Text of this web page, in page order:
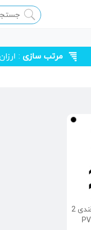
مرتب سازی :
کابل دراپ فیبر نوری شهید قندی 2